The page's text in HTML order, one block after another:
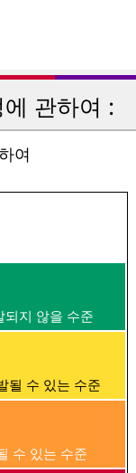
관하여 :
여
지 않을 수준
될 수 있는 수준
수 있는 수준